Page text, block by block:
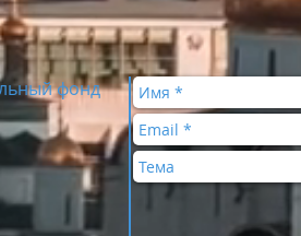
фонд